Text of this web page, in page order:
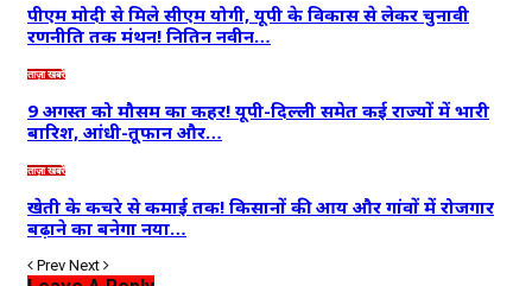
पीएम मोदी से मिले सीएम योगी, यूपी के विकास से लेकर चुनावी
रणनीति तक मंथन! नितिन नवीन…
ताज़ा खबरें
9 अगस्त को मौसम का कहर! यूपी-दिल्ली समेत कई राज्यों में भारी
बारिश, आंधी-तूफान और…
ताज़ा खबरें
खेती के कचरे से कमाई तक! किसानों की आय और गांवों में रोजगार
बढ़ाने का बनेगा नया…
Prev Next